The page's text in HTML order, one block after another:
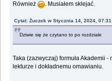
Również . Musiałem sklejać.
Cytat: Żuczek w Stycznia 14, 2024,
Dziwie się że czytano to po rozdziale
Taka (zazwyczaj) formuła Akademii
lekturze i dokładnemu omawianiu.